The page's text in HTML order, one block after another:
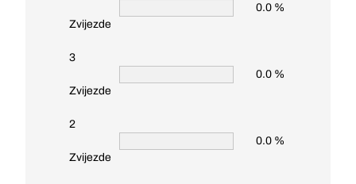
Zvijezde
0.0 %
3
Zvijezde
0.0 %
2
Zvijezde
0.0 %